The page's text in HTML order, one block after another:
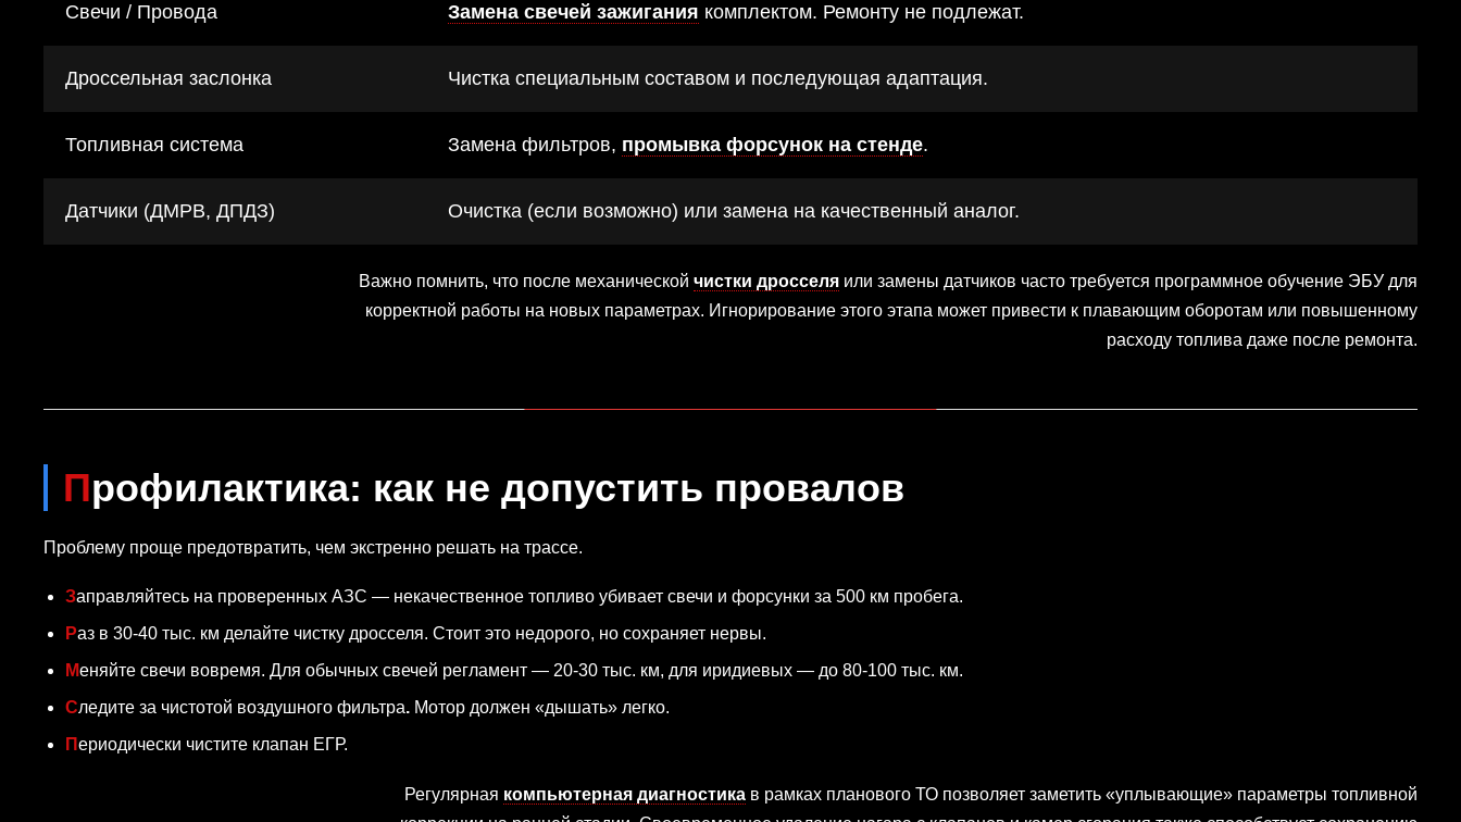
Свечи / Провода Замена свечей зажигания комплектом. Ремонту не подлежат.
Дроссельная заслонка Чистка специальным составом и последующая адаптация.
Топливная система Замена фильтров, промывка форсунок на стенде.
Датчики (ДМРВ, ДПДЗ) Очистка (если возможно) или замена на качественный аналог.
Важно помнить, что после механической чистки дросселя или замены датчиков часто требуется программное обучение ЭБУ для
корректной работы на новых параметрах. Игнорирование этого этапа может привести к плавающим оборотам или повышенному
расходу топлива даже после ремонта.
Профилактика: как не допустить провалов
Проблему проще предотвратить, чем экстренно решать на трассе.
Заправляйтесь на проверенных АЗС — некачественное топливо убивает свечи и форсунки за 500 км пробега.
Раз в 30-40 тыс. км делайте чистку дросселя. Стоит это недорого, но сохраняет нервы.
Меняйте свечи вовремя. Для обычных свечей регламент — 20-30 тыс. км, для иридиевых — до 80-100 тыс. км.
Следите за чистотой воздушного фильтра. Мотор должен «дышать» легко.
Периодически чистите клапан ЕГР.
Регулярная компьютерная диагностика в рамках планового ТО позволяет заметить «уплывающие» параметры топливной